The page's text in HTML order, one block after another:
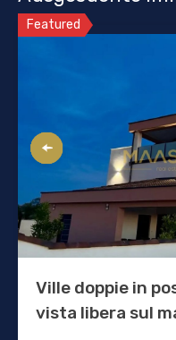
Featured
Ville doppie in
vista libera sul